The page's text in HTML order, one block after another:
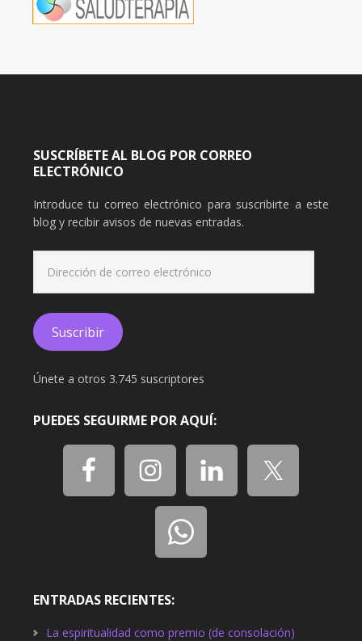
SUSCRÍBETE AL BLOG POR CORREO
ELECTRÓNICO
Introduce tu correo electrónico para suscribirte a este
blog y recibir avisos de nuevas entradas.
correo
electrónico
Suscribir
Únete a otros 3.745 suscriptores
PUEDES SEGUIRME POR AQUÍ:
ENTRADAS RECIENTES:
La espiritualidad como premio (de consolación)